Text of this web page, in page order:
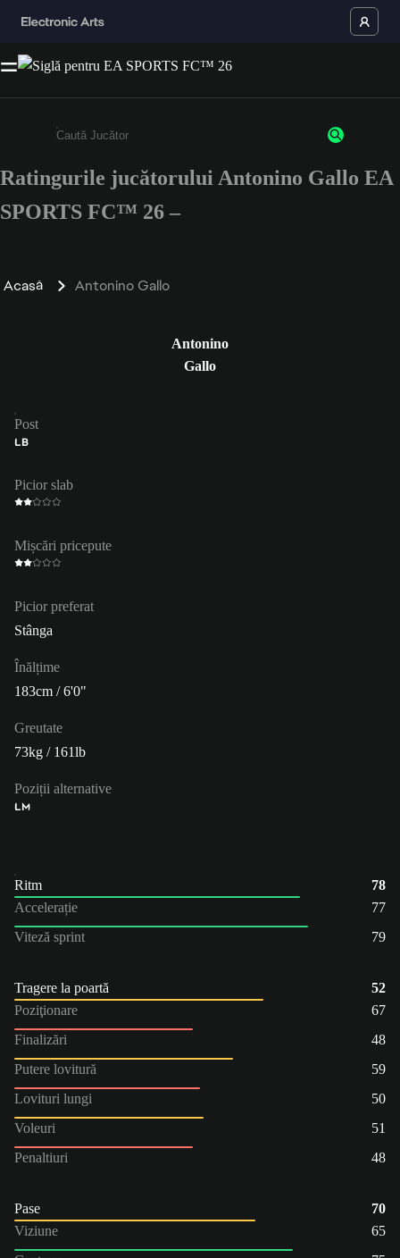
Enter a minimum of 3 characters or numbers
Ratingurile jucătorului Antonino Gallo EA
SPORTS FC™ 26 –
Acasă Antonino Gallo
Antonino
Gallo
Post
LB
Picior slab
Mișcări pricepute
Picior preferat
Stânga
Înălțime
183cm / 6'0"
Greutate
73kg / 161lb
Poziții alternative
LM
Ritm
78
Accelerație
77
Viteză sprint
79
Tragere la poartă
52
Poziţionare
67
Finalizări
48
Putere lovitură
59
Lovituri lungi
50
Voleuri
51
Penaltiuri
48
Pase
70
Viziune
65